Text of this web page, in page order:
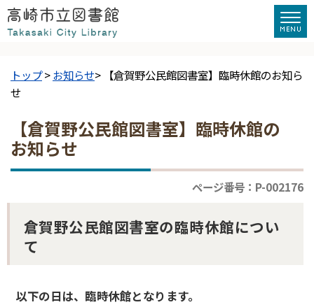
トップ>お知らせ> 【倉賀野公民館図書室】臨時休館のお知ら
せ
【倉賀野公民館図書室】臨時休館の
お知らせ
ページ番号：P-002176
倉賀野公民館図書室の臨時休館につい
て
以下の日は、臨時休館となります。